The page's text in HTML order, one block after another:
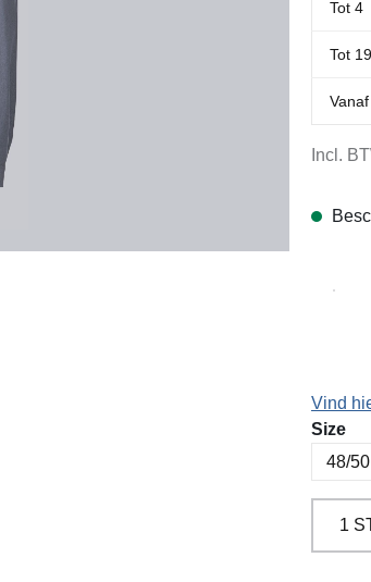
Tot 4
Tot 19
Vanaf
Incl.
Vind
Size